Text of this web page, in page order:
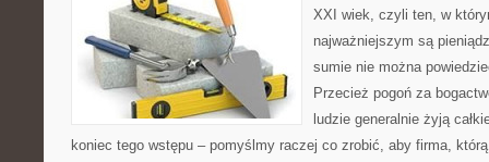
XXI wiek, czyli ten, w
najważniejszym są
sumie nie można
Przecież pogoń za
ludzie generalnie żyją
koniec tego wstępu – pomyślmy raczej co zrobić, aby firma,